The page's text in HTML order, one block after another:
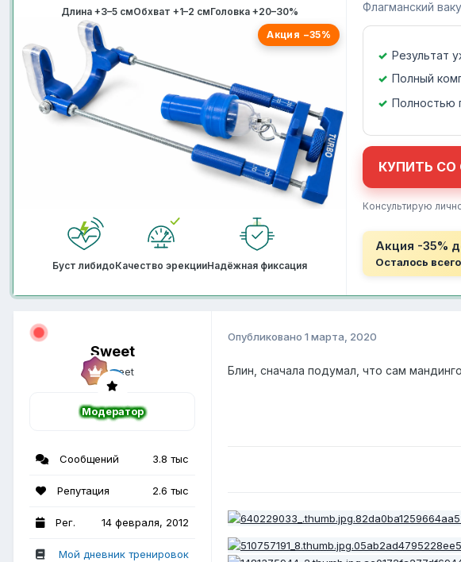
Длина +3–5 смОбхват +1–2 смГоловка +20–30%
Акция −35%
Буст либидоКачество эрекцииНадёжная фиксация
Флагманский
Результат
Полный
Полностью
КУПИТЬ СО
Консультирую
Акция -35%
Осталось
Sweet
Модератор
Сообщений 3.8 тыс
Репутация 2.6 тыс
Рег. 14 февраля, 2012
Мой дневник тренировок
Опубликовано 1 марта, 2020
Блин, сначала подумал, что сам